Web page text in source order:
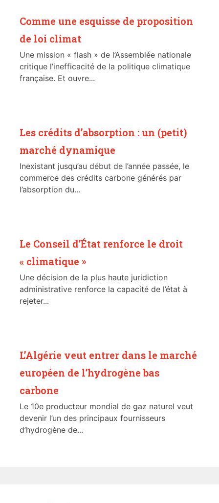
Comme une esquisse de proposition
de loi climat
Une mission « flash » de l’Assemblée nationale
critique l’inefficacité de la politique climatique
française. Et ouvre...
Les crédits d’absorption : un (petit)
marché dynamique
Inexistant jusqu’au début de l’année passée, le
commerce des crédits carbone générés par
l’absorption du...
Le Conseil d’État renforce le droit
« climatique »
Une décision de la plus haute juridiction
administrative renforce la capacité de l’état à
rejeter...
L’Algérie veut entrer dans le marché
européen de l’hydrogène bas
carbone
Le 10e producteur mondial de gaz naturel veut
devenir l’un des principaux fournisseurs
d’hydrogène de...